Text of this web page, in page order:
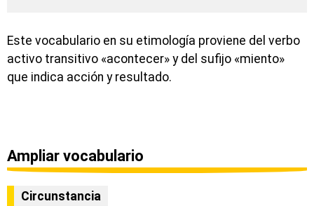
Este vocabulario en su etimología proviene del verbo
activo transitivo «acontecer» y del sufijo «miento»
que indica acción y resultado.
Ampliar vocabulario
Circunstancia